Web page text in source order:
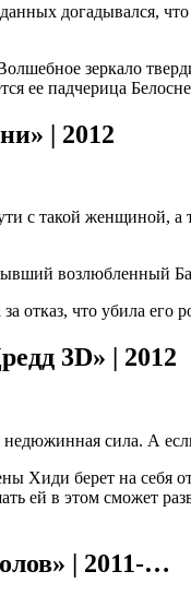
догадывался,
зеркало
ее падчерица
| 2012
с такой
возлюбленный
отказ, что убила
3D» | 2012
недюжинная сила. А
берет на себя
ей в этом сможет
| 2011-…